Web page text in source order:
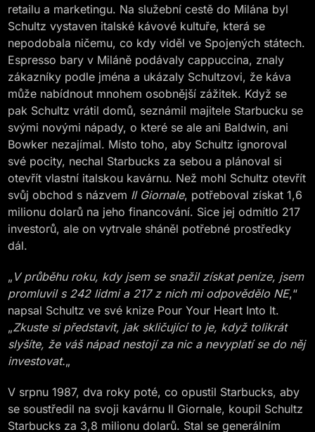
retailu a marketingu. Na služební cestě do Milána byl
Schultz vystaven italské kávové kultuře, která se
nepodobala ničemu, co kdy viděl ve Spojených státech.
Espresso bary v Miláně podávaly cappuccina, znaly
zákazníky podle jména a ukázaly Schultzovi, že káva
může nabídnout mnohem osobnější zážitek. Když se
pak Schultz vrátil domů, seznámil majitele Starbucku se
svými novými nápady, o které se ale ani Baldwin, ani
Bowker nezajímal. Místo toho, aby Schultz ignoroval
své pocity, nechal Starbucks za sebou a plánoval si
otevřít vlastní italskou kavárnu. Než mohl Schultz otevřít
svůj obchod s názvem Il Giornale, potřeboval získat 1,6
milionu dolarů na jeho financování. Sice jej odmítlo 217
investorů, ale on vytrvale sháněl potřebné prostředky
dál.
„ V průběhu roku, kdy jsem se snažil získat peníze, jsem
promluvil s 242 lidmi a 217 z nich mi odpovědělo NE,“
napsal Schultz ve své knize Pour Your Heart Into It.
„Zkuste si představit, jak skličující to je, když tolikrát
slyšíte, že váš nápad nestojí za nic a nevyplatí se do něj
investovat.„
V srpnu 1987, dva roky poté, co opustil Starbucks, aby
se soustředil na svoji kavárnu Il Giornale, koupil Schultz
Starbucks za 3,8 milionu dolarů. Stal se generálním